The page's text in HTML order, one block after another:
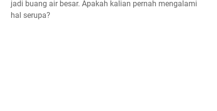
jadi buang air besar. Apakah kalian pernah mengalami
hal serupa?